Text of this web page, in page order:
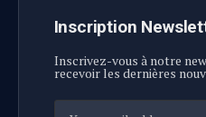
Inscription
Inscrivez-vous à notre
recevoir les dernières